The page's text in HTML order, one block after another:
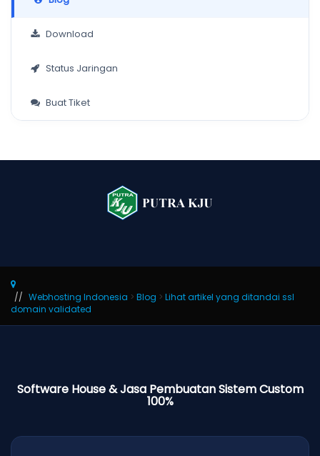
Download
Status Jaringan
Buat Tiket
Webhosting Indonesia > Blog > Lihat artikel yang ditandai ssl
domain validated
Software House & Jasa Pembuatan Sistem Custom
100%